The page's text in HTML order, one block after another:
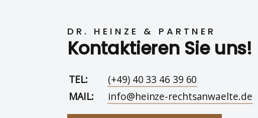
DR. HEINZE & PARTNER
Kontaktieren Sie uns!
TEL:
(+49) 40 33 46 39 60
MAIL:
info@heinze-rechtsanwaelte.de